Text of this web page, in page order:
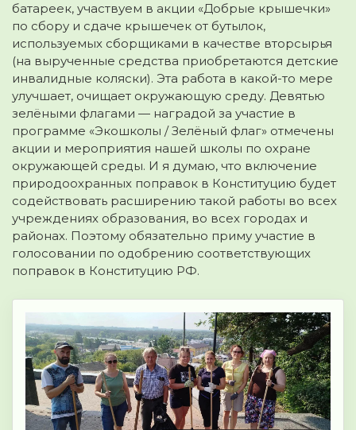
батареек, участвуем в акции «Добрые крышечки»
по сбору и сдаче крышечек от бутылок,
используемых сборщиками в качестве вторсырья
(на вырученные средства приобретаются детские
инвалидные коляски). Эта работа в какой-то мере
улучшает, очищает окружающую среду. Девятью
зелёными флагами — наградой за участие в
программе «Экошколы / Зелёный флаг» отмечены
акции и мероприятия нашей школы по охране
окружающей среды. И я думаю, что включение
природоохранных поправок в Конституцию будет
содействовать расширению такой работы во всех
учреждениях образования, во всех городах и
районах. Поэтому обязательно приму участие в
голосовании по одобрению соответствующих
поправок в Конституцию РФ.